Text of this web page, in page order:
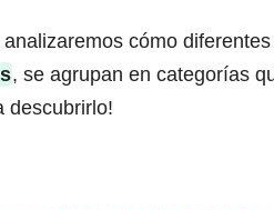
cómo
, se agrupan en categorías
descubrirlo!